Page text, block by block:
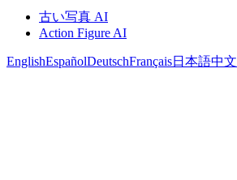
古い写真 AI
Action Figure AI
EnglishEspañolDeutschFrançais日本語中文